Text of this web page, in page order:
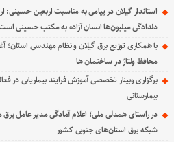
استاندار گیلان در پیامی به مناسبت اربعین حسینی:
دلدادگی میلیون‌ها انسان آزاده به مکتب حسینی است
با همکاری توزیع برق گیلان و نظام مهندسی استان؛
محافظ ولتاژ در ساختمان ها
برگزاری وبینار تخصصی آموزش فرایند بیماریابی در
بیمارستانی
در راستای همدلی ملی؛ اعلام آمادگی مدیر عامل برق
شبكه برق استان‌های جنوبی كشور